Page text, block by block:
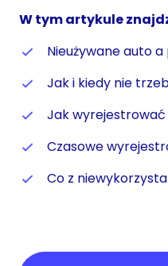
W tym artykule
Nieużywane auto
Jak i kiedy nie
Jak wyrejestrować
Czasowe
Co z